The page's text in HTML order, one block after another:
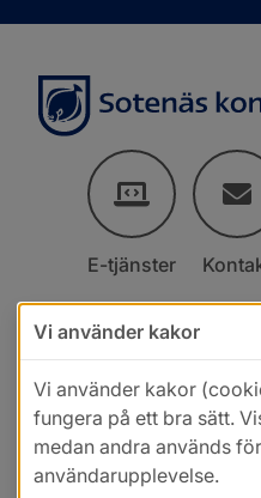
E-tjänster
Vi använder kakor
Vi använder kakor
fungera på ett bra sätt.
medan andra används
användarupplevelse.